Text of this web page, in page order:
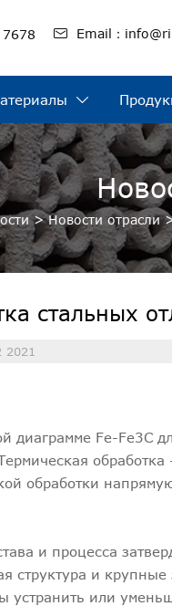
 Email：

>Новости отрасли
стальных
2021
диаграмме Fe-Fe3C
обработки
и процесса
структура и
устранить или